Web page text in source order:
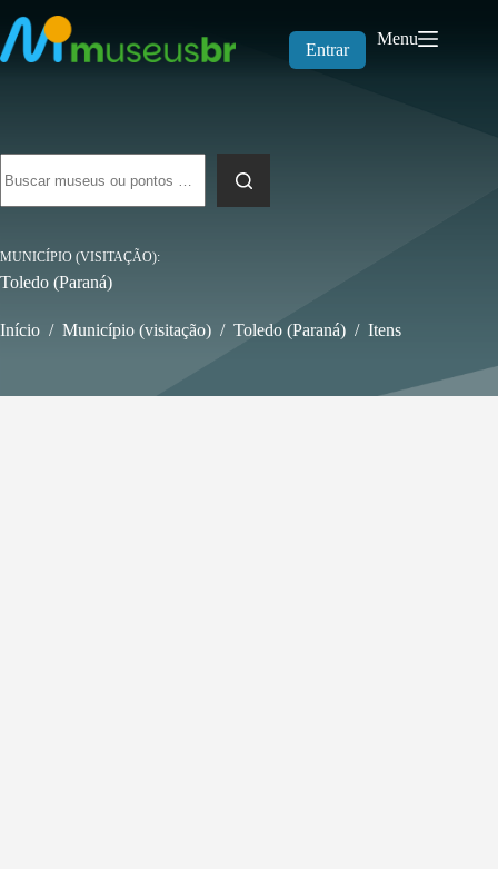
para
o
conteúdo
Entrar
Menu
resultados
MUNICÍPIO (VISITAÇÃO)
Toledo (Paraná)
Início / Município (visitação) / Toledo (Paraná) / Itens